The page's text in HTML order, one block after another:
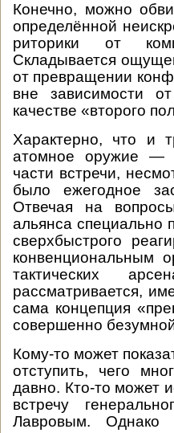
Конечно, можно
определённой
риторики от
Складывается
от превращении
вне зависимости
качестве «второго
Характерно, что и
атомное оружие —
части встречи,
было ежегодное
Отвечая на
альянса специально
сверхбыстрого
конвенциональным
тактических
рассматривается,
сама концепция
совершенно
Кому-то может
отступить, чего
давно. Кто-то может
встречу
Лавровым.